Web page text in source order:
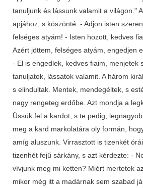
tanuljunk és lássunk valamit a világon."
apjához, s köszönté: - Adjon isten
felséges atyám! - Isten hozott, kedves
Azért jöttem, felséges atyám, engedjen
- El is engedlek, kedves fiaim, menjetek
tanuljatok, lássatok valamit. A három
s elindultak. Mentek, mendegéltek, s
nagy rengeteg erdőbe. Azt mondja a
Üssük fel a kardot, s te pedig,
meg a kard markolatára oly formán,
amíg aluszunk. Virrasztott is tizenkét
tizenhét fejű sárkány, s azt kérdezte: -
vívjunk meg mi ketten? Miért mertetek
mikor még itt a madárnak sem szabad